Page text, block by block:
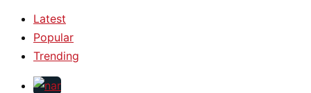
Latest
Popular
Trending